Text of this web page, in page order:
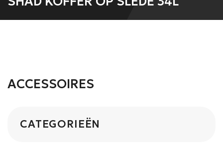
ACCESSOIRES
CATEGORIEËN